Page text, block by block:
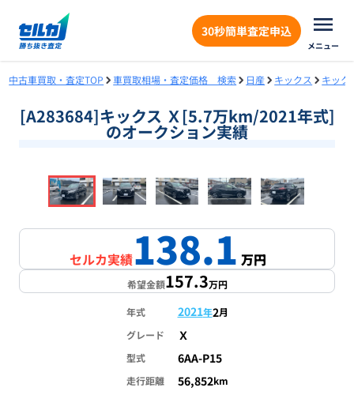
30秒簡単査定申込
メニュー
中古車買取・査定TOP 車買取相場・査定価格 検索 日産 キックス キック
[A283684]キックス Ｘ[5.7万km/2021年式]
のオークション実績
1/18
セルカ実績138.1万円
希望金額157.3万円
年式 2021年2月
グレード
Ｘ
型式 6AA-P15
走行距離 56,852km